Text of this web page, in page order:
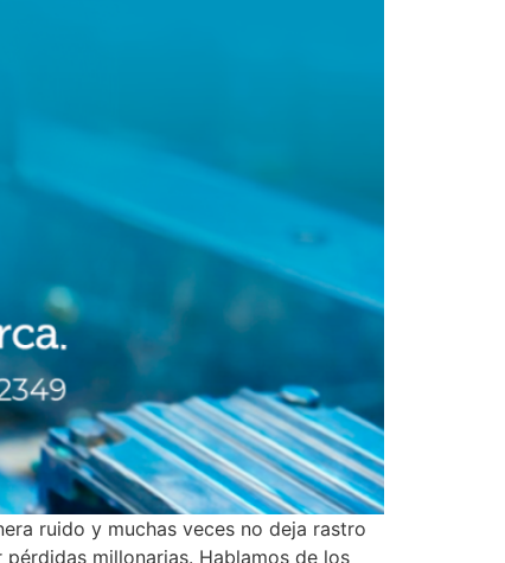
ruido y muchas veces no deja rastro
millonarias. Hablamos de los